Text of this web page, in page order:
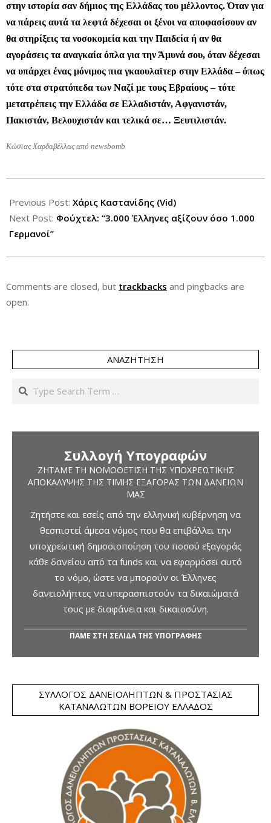
στην ιστορία σαν δήμιος της Ελλάδας του μέλλοντος. Όταν για
να πάρεις αυτά τα λεφτά δέχεσαι οι ξένοι να αποφασίσουν αν
θα στηρίξεις τα νοσοκομεία και την Παιδεία ή αν θα
αγοράσεις τα αναγκαία όπλα για την Άμυνά σου, όταν δέχεσαι
να υπάρχει ένας μόνιμος πια γκαουλαϊτερ στην Ελλάδα – όπως
τότε στα στρατόπεδα των Ναζί με τους Εβραίους – τότε
μετατρέπεις την Ελλάδα σε Ελλαδιστάν, Αφγανιστάν,
Πακιστάν, Βελουχιστάν και τελικά σε… Ξευτιλιστάν.
Κώστας Χαρδαβέλλας από newsbomb
11-
14
Previous Post: Χάρις Καστανίδης (Vid)
Next Post: Φούχτελ: “3.000 Έλληνες αξίζουν όσο 1.000
Γερμανοί”
Comments are closed, but trackbacks and pingbacks are
open.
ΑΝΑΖΉΤΗΣΗ
Search
Συλλογή Υπογραφών
ΖΗΤΆΜΕ ΤΗ ΝΟΜΟΘΈΤΙΣΗ ΤΗΣ ΥΠΟΧΡΕΩΤΙΚΉΣ
ΑΠΟΚΆΛΥΨΗΣ ΤΗΣ ΤΙΜΉΣ ΕΞΑΓΟΡΆΣ ΤΩΝ ΔΑΝΕΊΩΝ
ΜΑΣ
Ζητήστε και εσείς από την ελληνική κυβέρνηση να
θεσπιστεί άμεσα νόμος που θα επιβάλλει την
υποχρεωτική δημοσιοποίηση του ποσού εξαγοράς
κάθε δανείου από τα funds και να εφαρμόσει αυτό
το νόμο, ώστε να μπορούν οι Έλληνες
δανειολήπτες να υπερασπιστούν τα δικαιώματά
τους με διαφάνεια και δικαιοσύνη.
ΠΑΜΕ ΣΤΗ ΣΕΛΙΔΑ ΤΗΣ ΥΠΟΓΡΑΦΗΣ
ΣΎΛΛΟΓΟΣ ΔΑΝΕΙΟΛΗΠΤΏΝ & ΠΡΟΣΤΑΣΊΑΣ
ΚΑΤΑΝΑΛΩΤΏΝ ΒΟΡΕΊΟΥ ΕΛΛΆΔΟΣ